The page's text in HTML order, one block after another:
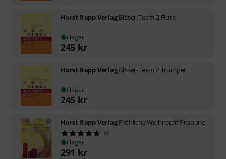
Horst Rapp VerlagBläser-Team 2 Flute
i lager
245 kr
Horst Rapp VerlagBläser-Team 2 Trumpet
i lager
245 kr
Horst Rapp VerlagFröhliche Weihnacht Posaune
10
i lager
291 kr